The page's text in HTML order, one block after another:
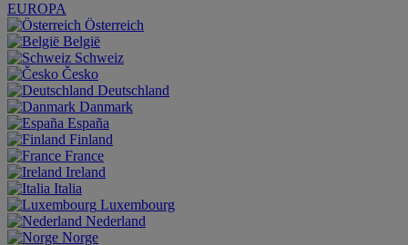
EUROPA
Österreich
België
Schweiz
Česko
Deutschland
Danmark
España
Finland
France
Ireland
Italia
Luxembourg
Nederland
Norge